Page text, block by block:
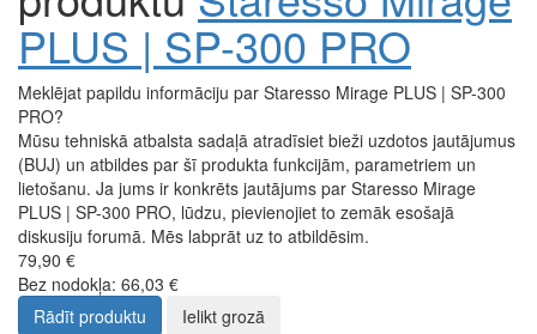
PLUS | SP-300 PRO
Meklējat papildu informāciju par Staresso Mirage PLUS | SP-300
PRO?
Mūsu tehniskā atbalsta sadaļā atradīsiet bieži uzdotos jautājumus
(BUJ) un atbildes par šī produkta funkcijām, parametriem un
lietošanu. Ja jums ir konkrēts jautājums par Staresso Mirage
PLUS | SP-300 PRO, lūdzu, pievienojiet to zemāk esošajā
diskusiju forumā. Mēs labprāt uz to atbildēsim.
79,90 €
Bez nodokļa: 66,03 €
Rādīt produktu
Ielikt grozā